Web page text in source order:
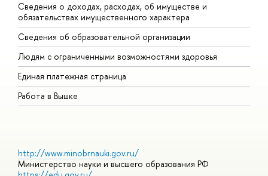
Сведения о доходах, расходах, об имуществе и
обязательствах имущественного характера
Сведения об образовательной организации
Людям с ограниченными возможностями здоровья
Единая платежная страница
Работа в Вышке
http://www.minobrnauki.gov.ru/
Министерство науки и высшего образования РФ